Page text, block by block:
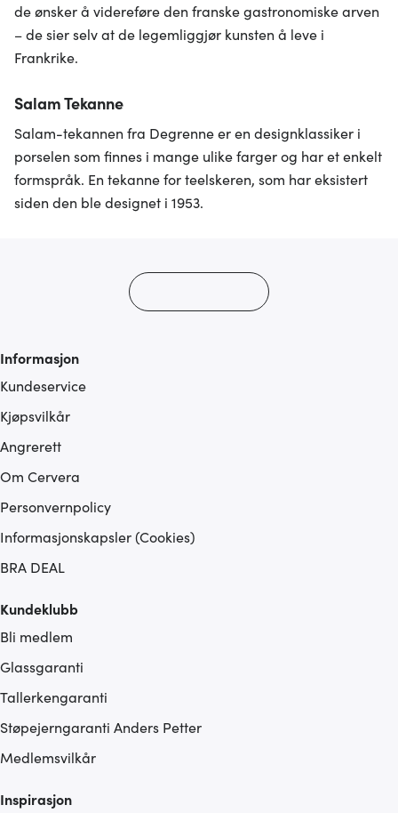
de ønsker å videreføre den franske gastronomiske arven
– de sier selv at de legemliggjør kunsten å leve i
Frankrike.
Salam Tekanne
Salam-tekannen fra Degrenne er en designklassiker i
porselen som finnes i mange ulike farger og har et enkelt
formspråk. En tekanne for teelskeren, som har eksistert
siden den ble designet i 1953.
Informasjon
Kundeservice
Kjøpsvilkår
Angrerett
Om Cervera
Personvernpolicy
Informasjonskapsler (Cookies)
BRA DEAL
Kundeklubb
Bli medlem
Glassgaranti
Tallerkengaranti
Støpejerngaranti Anders Petter
Medlemsvilkår
Inspirasjon